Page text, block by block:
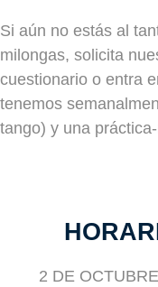
Si aún no estás al
milongas, solicita
cuestionario o entra
tenemos
tango) y una
2 DE